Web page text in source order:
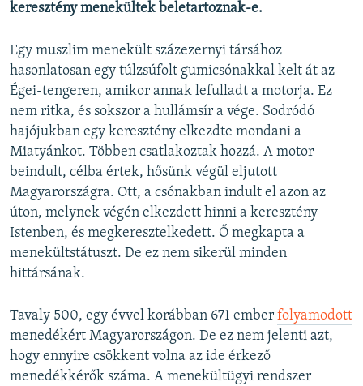
keresztény menekültek beletartoznak-e.
Egy muszlim menekült százezernyi társához
hasonlatosan egy túlzsúfolt gumicsónakkal kelt át az
Égei-tengeren, amikor annak lefulladt a motorja. Ez
nem ritka, és sokszor a hullámsír a vége. Sodródó
hajójukban egy keresztény elkezdte mondani a
Miatyánkot. Többen csatlakoztak hozzá. A motor
beindult, célba értek, hősünk végül eljutott
Magyarországra. Ott, a csónakban indult el azon az
úton, melynek végén elkezdett hinni a keresztény
Istenben, és megkeresztelkedett. Ő megkapta a
menekültstátuszt. De ez nem sikerül minden
hittársának.
Tavaly 500, egy évvel korábban 671 ember folyamodott
menedékért Magyarországon. De ez nem jelenti azt,
hogy ennyire csökkent volna az ide érkező
menedékkérők száma. A menekültügyi rendszer